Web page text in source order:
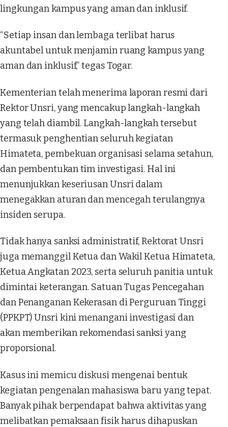
lingkungan kampus yang aman dan inklusif.
“Setiap insan dan lembaga terlibat harus
akuntabel untuk menjamin ruang kampus yang
aman dan inklusif,” tegas Togar.
Kementerian telah menerima laporan resmi dari
Rektor Unsri, yang mencakup langkah-langkah
yang telah diambil. Langkah-langkah tersebut
termasuk penghentian seluruh kegiatan
Himateta, pembekuan organisasi selama setahun,
dan pembentukan tim investigasi. Hal ini
menunjukkan keseriusan Unsri dalam
menegakkan aturan dan mencegah terulangnya
insiden serupa.
Tidak hanya sanksi administratif, Rektorat Unsri
juga memanggil Ketua dan Wakil Ketua Himateta,
Ketua Angkatan 2023, serta seluruh panitia untuk
dimintai keterangan. Satuan Tugas Pencegahan
dan Penanganan Kekerasan di Perguruan Tinggi
(PPKPT) Unsri kini menangani investigasi dan
akan memberikan rekomendasi sanksi yang
proporsional.
Kasus ini memicu diskusi mengenai bentuk
kegiatan pengenalan mahasiswa baru yang tepat.
Banyak pihak berpendapat bahwa aktivitas yang
melibatkan pemaksaan fisik harus dihapuskan